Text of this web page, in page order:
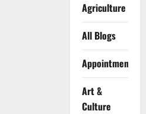
Agriculture
All Blogs
Appointments
Art &
Culture